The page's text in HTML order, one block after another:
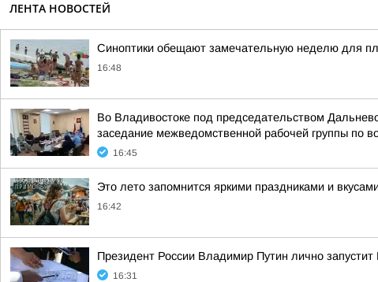
ЛЕНТА НОВОСТЕЙ
Синоптики обещают замечательную неделю для
16:48
Во Владивостоке под председательством
заседание межведомственной рабочей группы по
16:45
Это лето запомнится яркими праздниками и
16:42
Президент России Владимир Путин лично
16:31